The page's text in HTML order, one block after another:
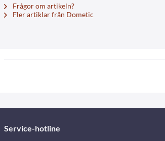
Frågor om artikeln?
Fler artiklar från Dometic
Service-hotline